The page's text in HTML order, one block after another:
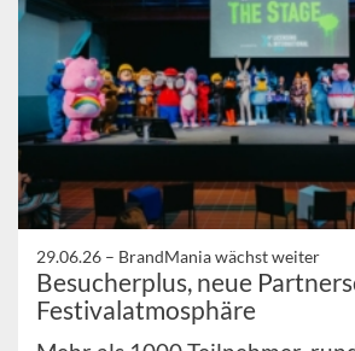
29.06.26 – BrandMania wächst weiter
Besucherplus, neue
Festivalatmosphäre